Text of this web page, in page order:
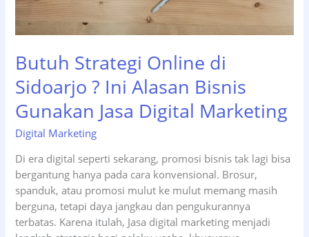
Butuh Strategi Online di
Sidoarjo ? Ini Alasan Bisnis
Gunakan Jasa Digital Marketing
Digital Marketing
Di era digital seperti sekarang, promosi bisnis tak lagi bisa
bergantung hanya pada cara konvensional. Brosur,
spanduk, atau promosi mulut ke mulut memang masih
berguna, tetapi daya jangkau dan pengukurannya
terbatas. Karena itulah, Jasa digital marketing menjadi